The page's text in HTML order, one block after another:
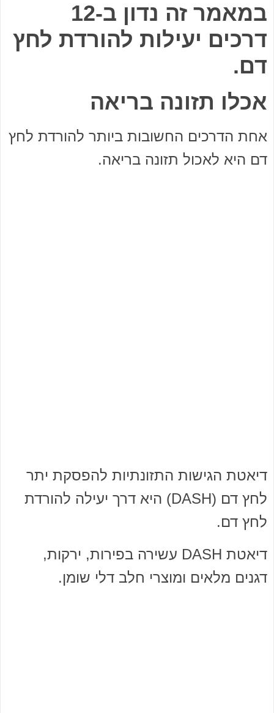
במאמר זה נדון ב-12
דרכים יעילות להורדת לחץ
דם.
אכלו תזונה בריאה
אחת הדרכים החשובות ביותר להורדת לחץ
דם היא לאכול תזונה בריאה.
דיאטת הגישות התזונתיות להפסקת יתר
לחץ דם (DASH) היא דרך יעילה להורדת
לחץ דם.
דיאטת DASH עשירה בפירות, ירקות,
דגנים מלאים ומוצרי חלב דלי שומן.